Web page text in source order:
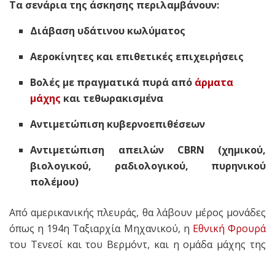
Τα σενάρια της άσκησης περιλαμβάνουν:
Διάβαση υδάτινου κωλύματος
Αεροκίνητες και επιθετικές επιχειρήσεις
Βολές με πραγματικά πυρά από άρματα
μάχης και τεθωρακισμένα
Αντιμετώπιση κυβερνοεπιθέσεων
Αντιμετώπιση απειλών CBRN (χημικού,
βιολογικού, ραδιολογικού, πυρηνικού
πολέμου)
Από αμερικανικής πλευράς, θα λάβουν μέρος μονάδες
όπως η 194η Ταξιαρχία Μηχανικού, η Εθνική Φρουρά
του Τενεσί και του Βερμόντ, και η ομάδα μάχης της